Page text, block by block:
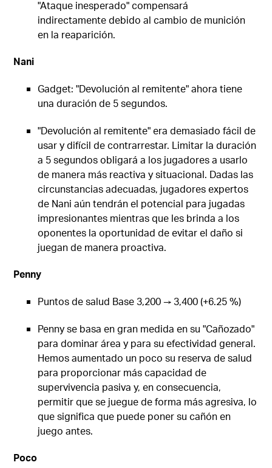
"Ataque inesperado" compensará
indirectamente debido al cambio de munición
en la reaparición.
Nani
Gadget: "Devolución al remitente" ahora tiene
una duración de 5 segundos.
"Devolución al remitente" era demasiado fácil de
usar y difícil de contrarrestar. Limitar la duración
a 5 segundos obligará a los jugadores a usarlo
de manera más reactiva y situacional. Dadas las
circunstancias adecuadas, jugadores expertos
de Nani aún tendrán el potencial para jugadas
impresionantes mientras que les brinda a los
oponentes la oportunidad de evitar el daño si
juegan de manera proactiva.
Penny
Puntos de salud Base 3,200 → 3,400 (+6.25 %)
Penny se basa en gran medida en su "Cañozado"
para dominar área y para su efectividad general.
Hemos aumentado un poco su reserva de salud
para proporcionar más capacidad de
supervivencia pasiva y, en consecuencia,
permitir que se juegue de forma más agresiva, lo
que significa que puede poner su cañón en
juego antes.
Poco